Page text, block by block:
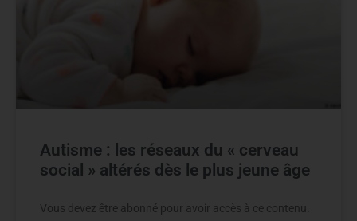
Autisme : les réseaux du « cerveau
social » altérés dès le plus jeune âge
Vous devez être abonné pour avoir accès à ce contenu.